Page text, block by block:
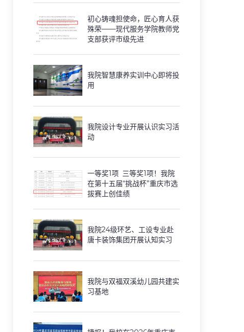
初心铸魂担使命，匠心育人获
殊荣——现代服务学院教师党
支部获评市级先进
我院智慧康养实训中心即将投
用
我院设计专业开展认识实习活
动
一等奖1项 三等奖1项！我院
在第十五届“挑战杯”重庆市选
拔赛上创佳绩
我院24级环艺、工设专业赴
唐卡装饰集团开展认知实习
我院与双福双溪幼儿园共建实
习基地